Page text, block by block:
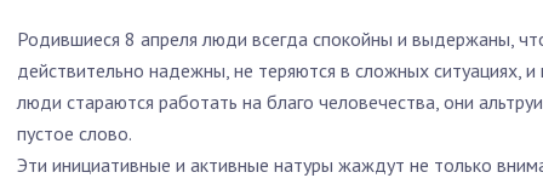
Родившиеся 8 апреля люди всегда спокойны и выдержаны,
действительно надежны, не теряются в сложных ситуациях,
люди стараются работать на благо человечества, они
пустое слово.
Эти инициативные и активные натуры жаждут не только